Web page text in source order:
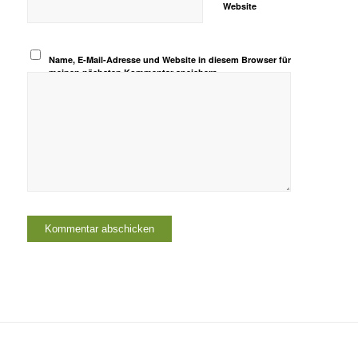
Website
Name, E-Mail-Adresse und Website in diesem Browser für
meinen nächsten Kommentar speichern.